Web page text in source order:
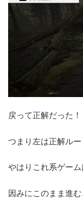
戻って正解だった
つまり左は正解ルー
やはりこれ系ゲー
因みにこのまま進む